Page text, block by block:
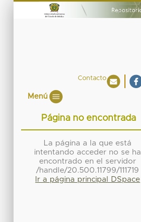
Contacto
Menú
Página no encontrada
La página a la que está
intentando acceder no se ha
encontrado en el servidor
/handle/20.500.11799/111719
Ir a página principal DSpace